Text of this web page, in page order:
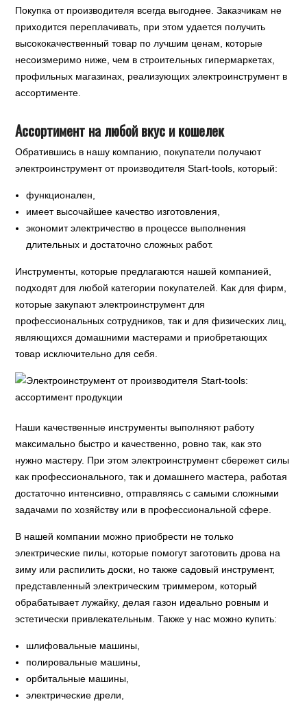
Покупка от производителя всегда выгоднее. Заказчикам не
приходится переплачивать, при этом удается получить
высококачественный товар по лучшим ценам, которые
несоизмеримо ниже, чем в строительных гипермаркетах,
профильных магазинах, реализующих электроинструмент в
ассортименте.
Ассортимент на любой вкус и кошелек
Обратившись в нашу компанию, покупатели получают
электроинструмент от производителя Start-tools, который:
функционален,
имеет высочайшее качество изготовления,
экономит электричество в процессе выполнения
длительных и достаточно сложных работ.
Инструменты, которые предлагаются нашей компанией,
подходят для любой категории покупателей. Как для фирм,
которые закупают электроинструмент для
профессиональных сотрудников, так и для физических лиц,
являющихся домашними мастерами и приобретающих
товар исключительно для себя.
Наши качественные инструменты выполняют работу
максимально быстро и качественно, ровно так, как это
нужно мастеру. При этом электроинструмент сбережет силы
как профессионального, так и домашнего мастера, работая
достаточно интенсивно, отправляясь с самыми сложными
задачами по хозяйству или в профессиональной сфере.
В нашей компании можно приобрести не только
электрические пилы, которые помогут заготовить дрова на
зиму или распилить доски, но также садовый инструмент,
представленный электрическим триммером, который
обрабатывает лужайку, делая газон идеально ровным и
эстетически привлекательным. Также у нас можно купить:
шлифовальные машины,
полировальные машины,
орбитальные машины,
электрические дрели,